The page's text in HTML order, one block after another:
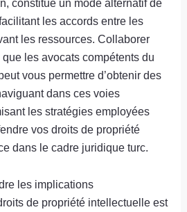
constitue un mode alternatif de
les accords entre les
les ressources. Collaborer
les avocats compétents du
vous permettre d’obtenir des
dans ces voies
les stratégies employées
vos droits de propriété
dans le cadre juridique turc.
les implications
de propriété intellectuelle est